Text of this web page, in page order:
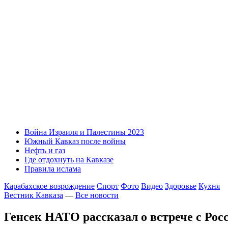
Война Израиля и Палестины 2023
Южный Кавказ после войны
Нефть и газ
Где отдохнуть на Кавказе
Правила ислама
Карабахское возрождение Спорт Фото Видео Здоровье Кухня
Вестник Кавказа — Все новости
Генсек НАТО рассказал о встрече с